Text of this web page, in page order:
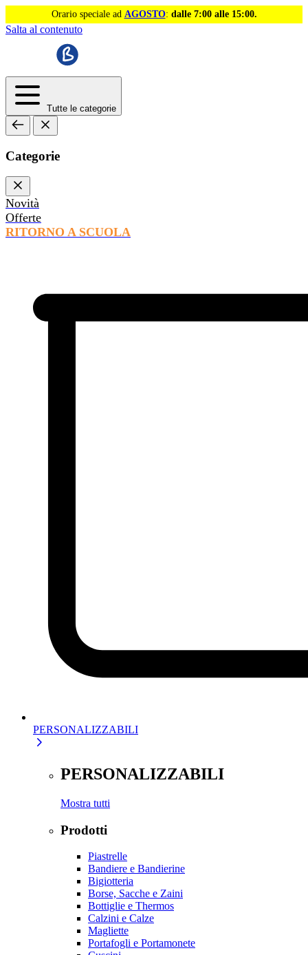
Orario speciale ad AGOSTO: dalle 7:00 alle 15:00.
Salta al contenuto
Tutte le categorie
Categorie
Novità
Offerte
RITORNO A SCUOLA
PERSONALIZZABILI
PERSONALIZZABILI
Mostra tutti
Prodotti
Piastrelle
Bandiere e Bandierine
Bigiotteria
Borse, Sacche e Zaini
Bottiglie e Thermos
Calzini e Calze
Magliette
Portafogli e Portamonete